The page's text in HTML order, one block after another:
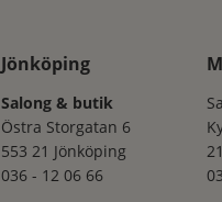
Jönköping
Salong & butik
Östra Storgatan 6
553 21 Jönköping
036 - 12 06 66